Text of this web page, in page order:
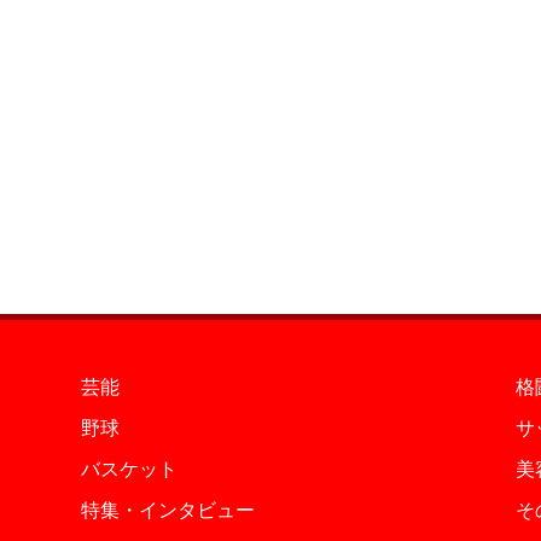
芸能
格
野球
サ
バスケット
美
特集・インタビュー
そ